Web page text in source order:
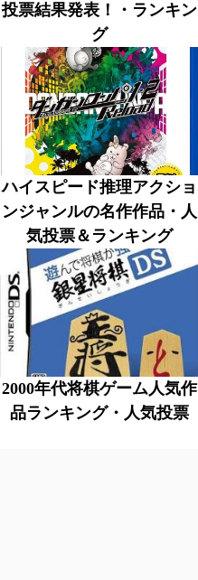
投票結果発表！・ランキン
グ
ハイスピード推理アクショ
ンジャンルの名作作品・人
気投票＆ランキング
2000年代将棋ゲーム人気作
品ランキング・人気投票